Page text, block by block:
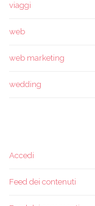
viaggi
web
web marketing
wedding
Accedi
Feed dei contenuti